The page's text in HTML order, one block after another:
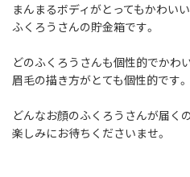
まんまるボディがとってもかわいい
ふくろうさんの貯金箱です。
どのふくろうさんも個性的でかわ
眉毛の描き方がとても個性的です。
どんなお顔のふくろうさんが届くの
楽しみにお待ちくださいませ。